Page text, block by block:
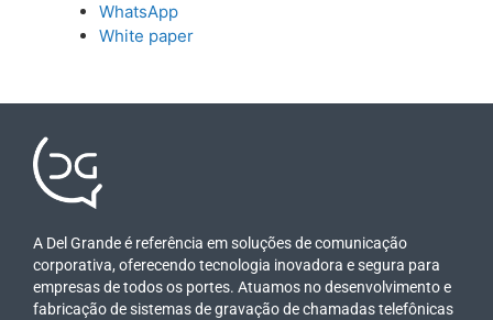
WhatsApp
White paper
A Del Grande é referência em soluções de comunicação
corporativa, oferecendo tecnologia inovadora e segura para
empresas de todos os portes. Atuamos no desenvolvimento e
fabricação de sistemas de gravação de chamadas telefônicas